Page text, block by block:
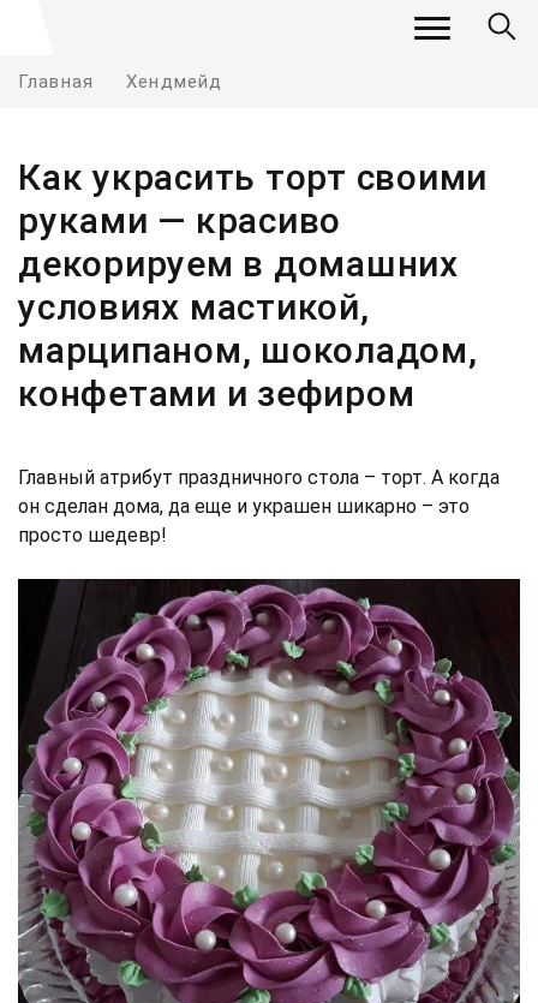
Главная Хендмейд
Как украсить торт своими
руками — красиво
декорируем в домашних
условиях мастикой,
марципаном, шоколадом,
конфетами и зефиром
Главный атрибут праздничного стола – торт. А когда
он сделан дома, да еще и украшен шикарно – это
просто шедевр!